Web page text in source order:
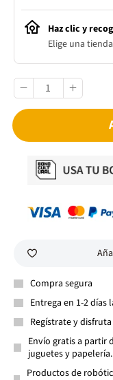
Haz clic y
Elige una
Compra segura
Entrega en 1-2 días
Regístrate y
Envío gratis a partir
juguetes y papelería.
Productos de